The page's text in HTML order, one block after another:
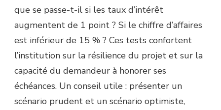
que se passe-t-il si les taux d’intérêt
augmentent de 1 point ? Si le chiffre d’affaires
est inférieur de 15 % ? Ces tests confortent
l’institution sur la résilience du projet et sur la
capacité du demandeur à honorer ses
échéances. Un conseil utile : présenter un
scénario prudent et un scénario optimiste,